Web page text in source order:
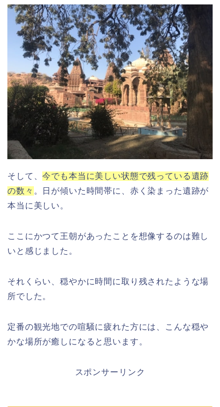
そして、今でも本当に美しい状態で残っている遺跡
の数々 。日が傾いた時間帯に、赤く染まった遺跡が
本当に美しい。
ここにかつて王朝があったことを想像するのは難し
いと感じました。
それくらい、穏やかに時間に取り残されたような場
所でした。
定番の観光地での喧騒に疲れた方には、こんな穏や
かな場所が癒しになると思います。
スポンサーリンク